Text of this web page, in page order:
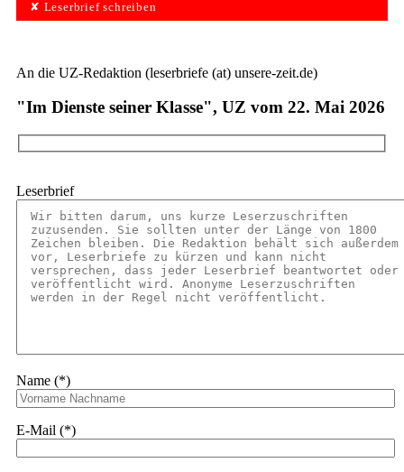
✘ Leserbrief schreiben
An die UZ-Redaktion (leserbriefe (at) unsere-zeit.de)
"Im Dienste seiner Klasse", UZ vom 22. Mai 2026
Leserbrief
Name (*)
E-Mail (*)